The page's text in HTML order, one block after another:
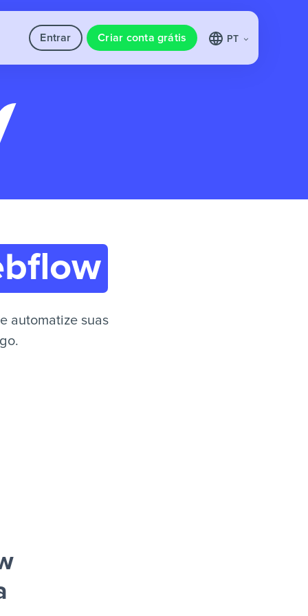
Entrar Criar conta grátis PT
automatize suas